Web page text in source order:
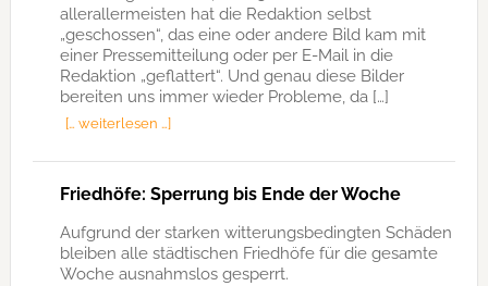
allerallermeisten hat die Redaktion selbst
„geschossen“, das eine oder andere Bild kam mit
einer Pressemitteilung oder per E-Mail in die
Redaktion „geflattert“. Und genau diese Bilder
bereiten uns immer wieder Probleme, da […]
[… weiterlesen …]
Friedhöfe: Sperrung bis Ende der Woche
Aufgrund der starken witterungsbedingten Schäden
bleiben alle städtischen Friedhöfe für die gesamte
Woche ausnahmslos gesperrt.